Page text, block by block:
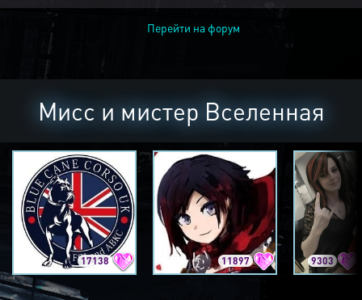
Перейти на форум
Мисс и мистер Вселенная
17138 11897 9303